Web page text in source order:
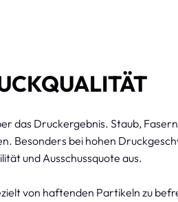
das Druckergebnis. Staub,
Besonders bei hohen
und Ausschussquote aus.
von haftenden Partikeln zu